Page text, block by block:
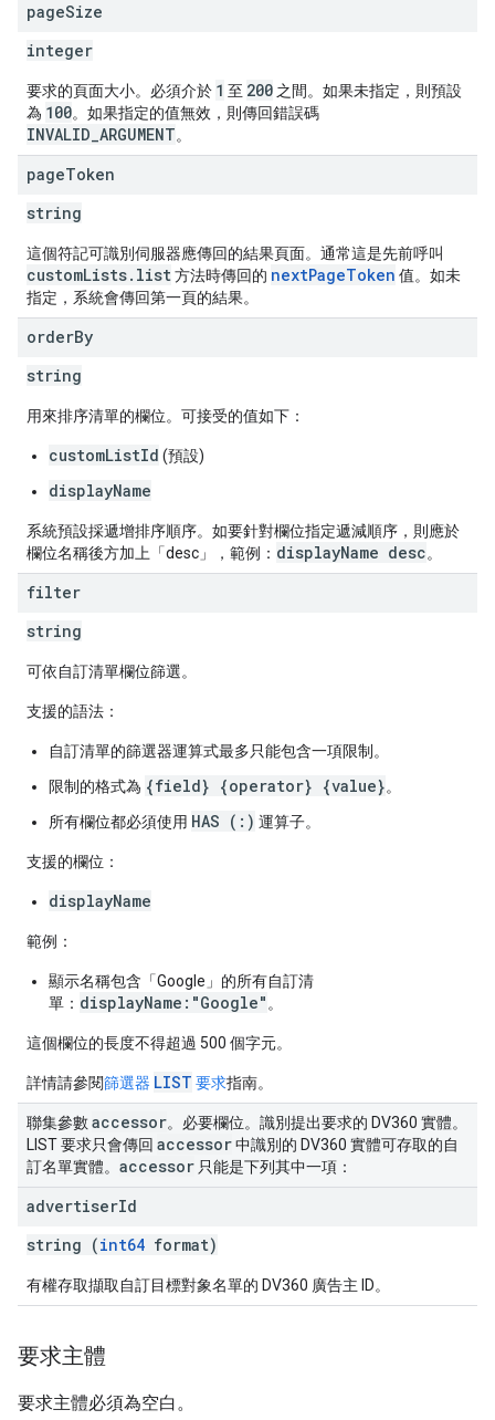
pageSize
integer
要求的頁面大小。必須介於 1 至 200 之間。如果未指定，則預設
為 100。如果指定的值無效，則傳回錯誤碼
INVALID_ARGUMENT。
pageToken
string
這個符記可識別伺服器應傳回的結果頁面。通常這是先前呼叫
customLists.list方法時傳回的 nextPageToken 值。如未
指定，系統會傳回第一頁的結果。
orderBy
string
用來排序清單的欄位。可接受的值如下：
customListId (預設)
displayName
系統預設採遞增排序順序。如要針對欄位指定遞減順序，則應於
欄位名稱後方加上「desc」，範例： displayName desc。
filter
string
可依自訂清單欄位篩選。
支援的語法：
自訂清單的篩選器運算式最多只能包含一項限制。
限制的格式為 {field} {operator} {value}。
所有欄位都必須使用 HAS (:) 運算子。
支援的欄位：
displayName
範例：
顯示名稱包含「Google」的所有自訂清
單： displayName:"Google" 。
這個欄位的長度不得超過 500 個字元。
詳情請參閱篩選器 LIST 要求指南。
聯集參數accessor。必要欄位。識別提出要求的 DV360 實體。
LIST 要求只會傳回 accessor中識別的 DV360 實體可存取的自
訂名單實體。 accessor 只能是下列其中一項：
advertiserId
string (int64 format)
有權存取擷取自訂目標對象名單的 DV360 廣告主 ID。
要求主體
要求主體必須為空白。